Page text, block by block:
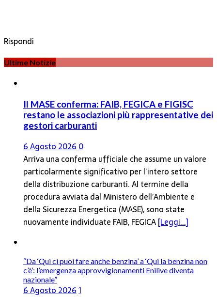
Rispondi
Ultime Notizie
Il MASE conferma: FAIB, FEGICA e FIGISC
restano le associazioni più rappresentative dei
gestori carburanti
6 Agosto 2026 0
Arriva una conferma ufficiale che assume un valore
particolarmente significativo per l’intero settore
della distribuzione carburanti. Al termine della
procedura avviata dal Ministero dell’Ambiente e
della Sicurezza Energetica (MASE), sono state
nuovamente individuate FAIB, FEGICA[Leggi...]
“Da ‘Qui ci puoi fare anche benzina’ a ‘Qui la benzina non
c’è’: l’emergenza approvvigionamenti Enilive diventa
nazionale”
6 Agosto 20261